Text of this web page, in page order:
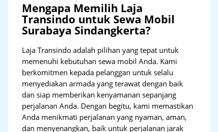
Mengapa Memilih Laja
Transindo untuk Sewa Mobil
Surabaya Sindangkerta?
Laja Transindo adalah pilihan yang tepat untuk
memenuhi kebutuhan sewa mobil Anda. Kami
berkomitmen kepada pelanggan untuk selalu
menyediakan armada yang terawat dengan baik
dan siap memberikan kenyamanan sepanjang
perjalanan Anda. Dengan begitu, kami memastikan
Anda menikmati perjalanan yang nyaman, aman,
dan menyenangkan, baik untuk perjalanan jarak